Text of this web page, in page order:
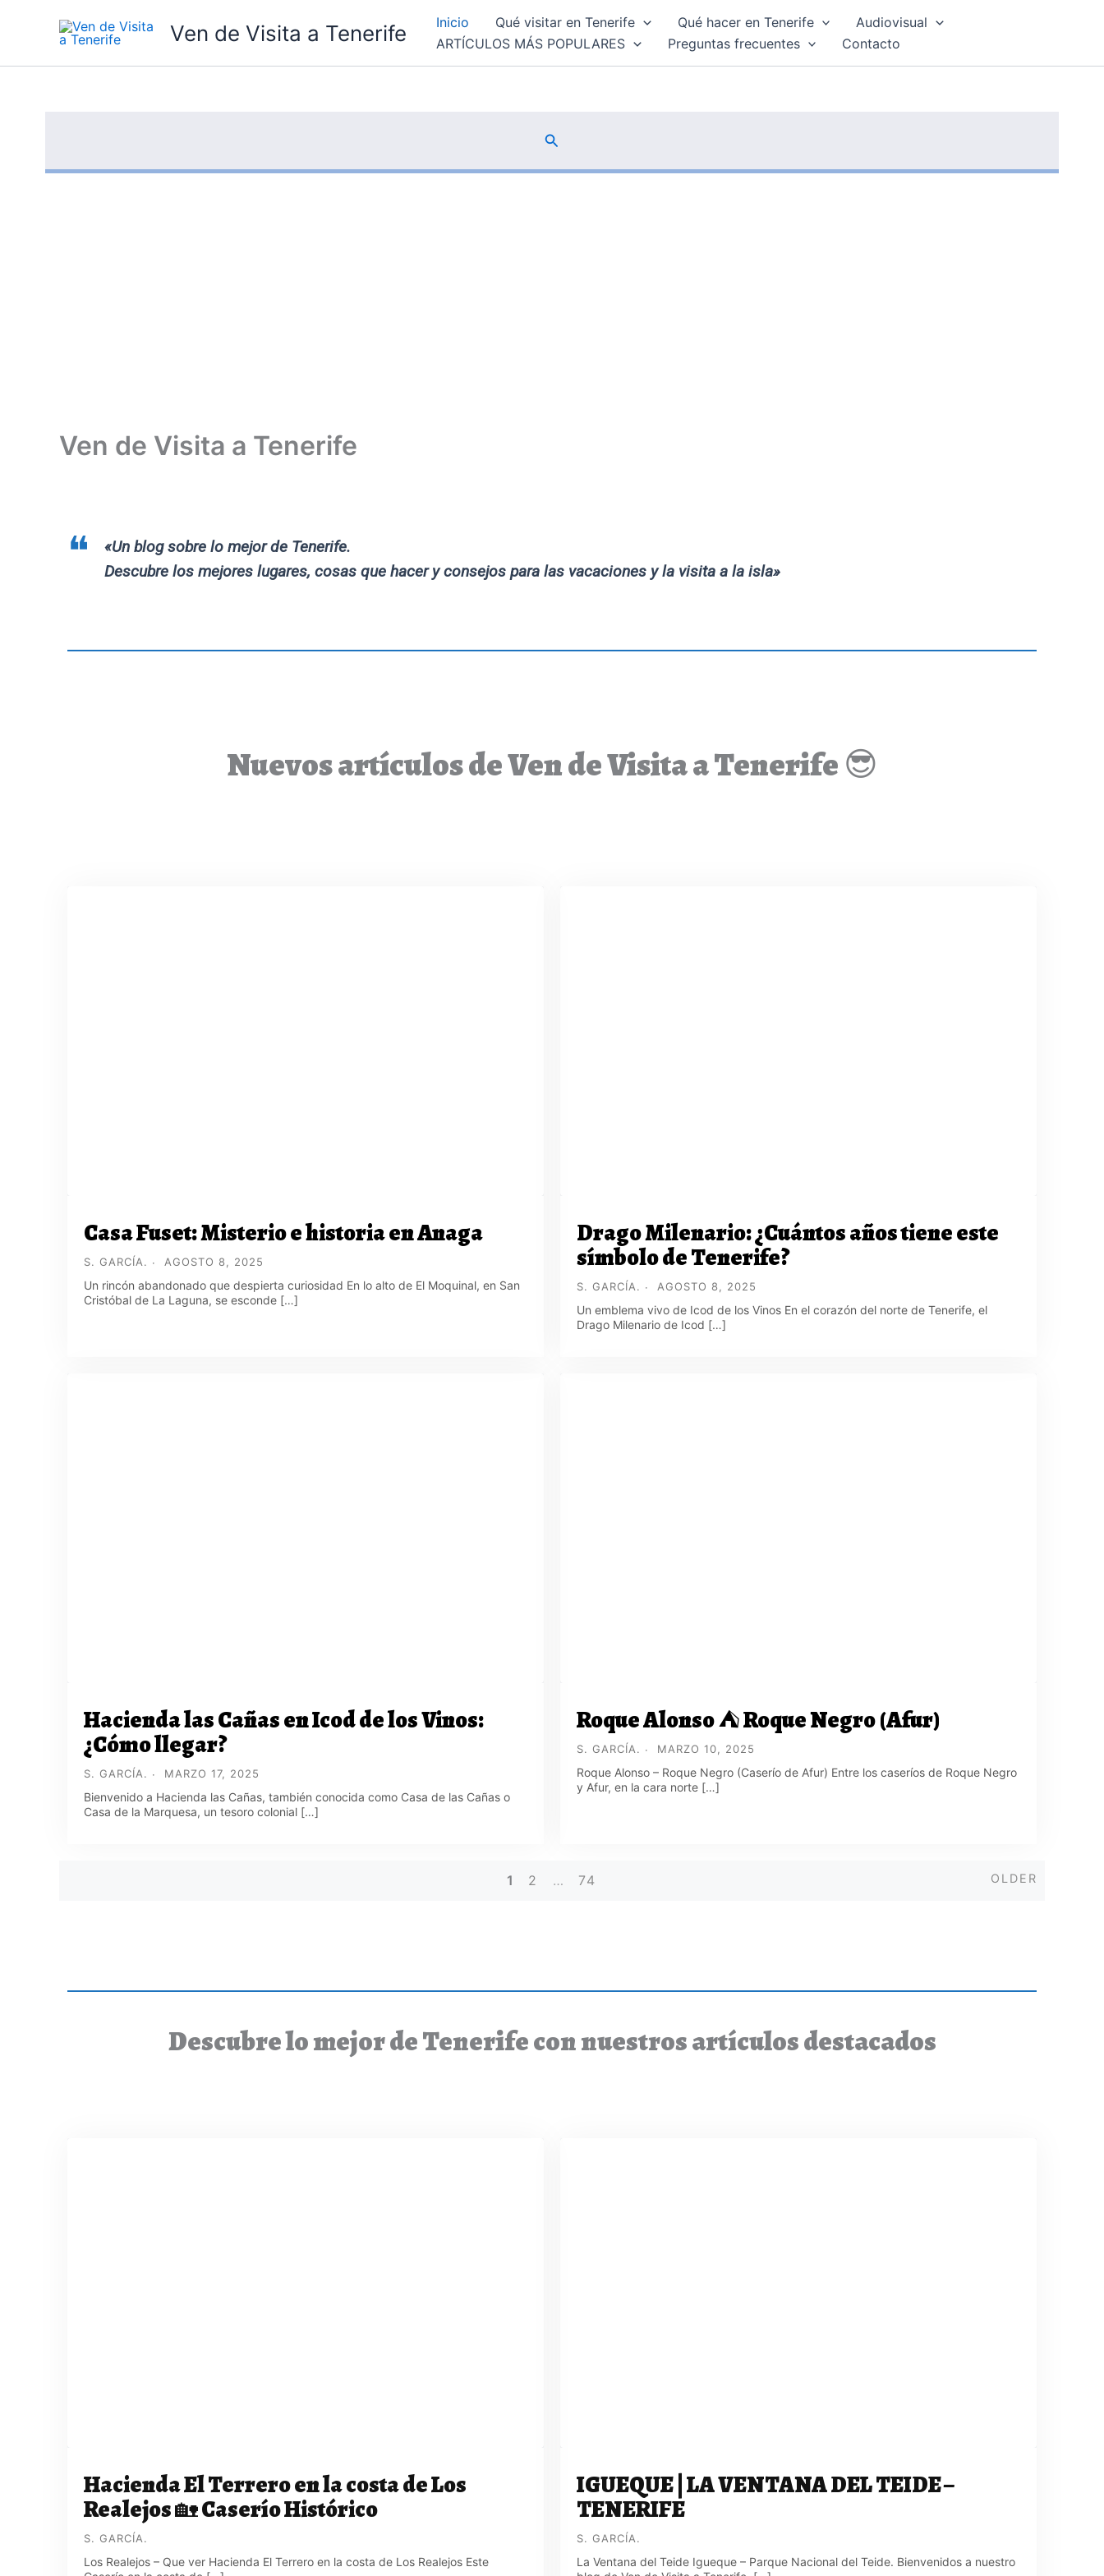
Ven de Visita a Tenerife Inicio Qué visitar en Tenerife Qué hacer en Tenerife
Audiovisual
ARTÍCULOS MÁS POPULARES
Preguntas frecuentes Contacto
Buscar
Ven de Visita a Tenerife
«Un blog sobre lo mejor de Tenerife.
Descubre los mejores lugares, cosas que hacer y consejos para las vacaciones y la visita a la isla»
Nuevos artículos de Ven de Visita a Tenerife 😎
Casa Fuset: Misterio e historia en Anaga
S. GARCÍA. AGOSTO 8, 2025
Un rincón abandonado que despierta curiosidad En lo alto de El Moquinal, en San
Cristóbal de La Laguna, se esconde […]
Drago Milenario: ¿Cuántos años tiene este
símbolo de Tenerife?
S. GARCÍA. AGOSTO 8, 2025
Un emblema vivo de Icod de los Vinos En el corazón del norte de Tenerife, el
Drago Milenario de Icod […]
Hacienda las Cañas en Icod de los Vinos:
¿Cómo llegar?
S. GARCÍA. MARZO 17, 2025
Bienvenido a Hacienda las Cañas, también conocida como Casa de las Cañas o
Casa de la Marquesa, un tesoro colonial […]
Roque Alonso ⛺ Roque Negro (Afur)
S. GARCÍA. MARZO 10, 2025
Roque Alonso – Roque Negro (Caserío de Afur) Entre los caseríos de Roque Negro
y Afur, en la cara norte […]
1 2 … 74 OLDER
Descubre lo mejor de Tenerife con nuestros artículos destacados
Hacienda El Terrero en la costa de Los
Realejos 🏡 Caserío Histórico
S. GARCÍA.
Los Realejos – Que ver Hacienda El Terrero en la costa de Los Realejos Este
IGUEQUE | LA VENTANA DEL TEIDE –
TENERIFE
S. GARCÍA.
La Ventana del Teide Igueque – Parque Nacional del Teide. Bienvenidos a nuestro